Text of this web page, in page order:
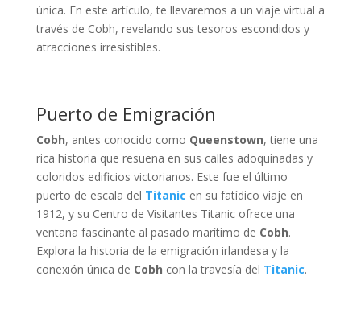
única. En este artículo, te llevaremos a un viaje virtual a
través de Cobh, revelando sus tesoros escondidos y
atracciones irresistibles.
Puerto de Emigración
Cobh, antes conocido como Queenstown, tiene una
rica historia que resuena en sus calles adoquinadas y
coloridos edificios victorianos. Este fue el último
puerto de escala del Titanic en su fatídico viaje en
1912, y su Centro de Visitantes Titanic ofrece una
ventana fascinante al pasado marítimo de Cobh.
Explora la historia de la emigración irlandesa y la
conexión única de Cobh con la travesía del Titanic.